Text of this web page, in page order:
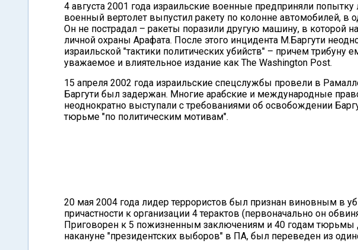
4 августа 2001 года израильские военные предприняли
военный вертолет выпустил ракету по колонне автомобилей, в
Он не пострадал – ракеты поразили другую машину, в которой
личной охраны Арафата. После этого инцидента М.Баргути
израильской "тактики политических убийств" – причем трибуну
уважаемое и влиятельное издание как The Washington Post.
15 апреля 2002 года израильские спецслужбы провели в
Баргути был задержан. Многие арабские и международные
неоднократно выступали с требованиями об освобождении
тюрьме "по политическим мотивам".
20 мая 2004 года лидер террористов был признан виновным в
причастности к организации 4 терактов (первоначально он
Приговорен к 5 пожизненным заключениям и 40 годам тюрьмы
накануне "президентских выборов" в ПА, был переведен из